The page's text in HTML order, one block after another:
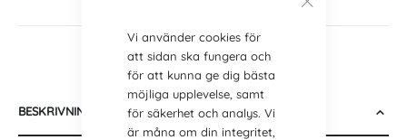
Vi använder cookies för
att sidan ska fungera och
för att kunna ge dig bästa
möjliga upplevelse, samt
för säkerhet och analys. Vi
är måna om din integritet,
BESKRIVNING